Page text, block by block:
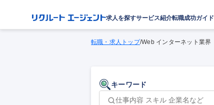
求人を探すサービス紹介転職成功ガイド
転職・求人トップ/Web インターネット業界
キーワード